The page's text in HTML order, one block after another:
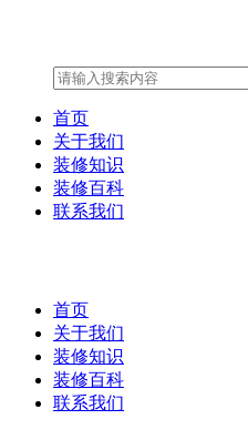
首页
关于我们
装修知识
装修百科
联系我们
首页
关于我们
装修知识
装修百科
联系我们